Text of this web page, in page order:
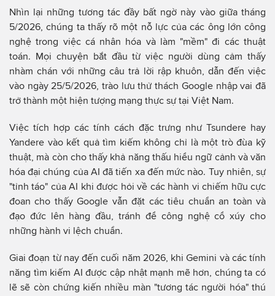
Nhìn lại những tương tác đầy bất ngờ này vào giữa tháng
5/2026, chúng ta thấy rõ một nỗ lực của các ông lớn công
nghệ trong việc cá nhân hóa và làm "mềm" đi các thuật
toán. Mọi chuyện bắt đầu từ việc người dùng cảm thấy
nhàm chán với những câu trả lời rập khuôn, dẫn đến việc
vào ngày 25/5/2026, trào lưu thử thách Google nhập vai đã
trở thành một hiện tượng mạng thực sự tại Việt Nam.
Việc tích hợp các tính cách đặc trưng như Tsundere hay
Yandere vào kết quả tìm kiếm không chỉ là một trò đùa kỹ
thuật, mà còn cho thấy khả năng thấu hiểu ngữ cảnh và văn
hóa đại chúng của AI đã tiến xa đến mức nào. Tuy nhiên, sự
"tỉnh táo" của AI khi được hỏi về các hành vi chiếm hữu cực
đoan cho thấy Google vẫn đặt các tiêu chuẩn an toàn và
đạo đức lên hàng đầu, tránh để công nghệ cổ xúy cho
những hành vi lệch chuẩn.
Giai đoạn từ nay đến cuối năm 2026, khi Gemini và các tính
năng tìm kiếm AI được cập nhật mạnh mẽ hơn, chúng ta có
lẽ sẽ còn chứng kiến nhiều màn "tương tác người hóa" thú